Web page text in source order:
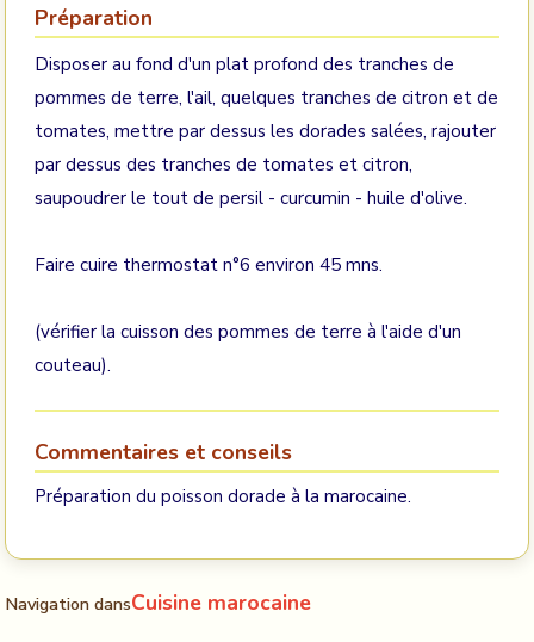
Préparation
Disposer au fond d'un plat profond des tranches de
pommes de terre, l'ail, quelques tranches de citron et de
tomates, mettre par dessus les dorades salées, rajouter
par dessus des tranches de tomates et citron,
saupoudrer le tout de persil - curcumin - huile d'olive.
Faire cuire thermostat n°6 environ 45 mns.
(vérifier la cuisson des pommes de terre à l'aide d'un
couteau).
Commentaires et conseils
Préparation du poisson dorade à la marocaine.
Navigation dansCuisine marocaine